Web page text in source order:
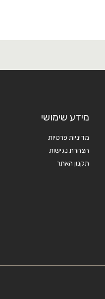
מידע שימושי
מדיניות פרטיות
הצהרת נגישות
תקנון האתר